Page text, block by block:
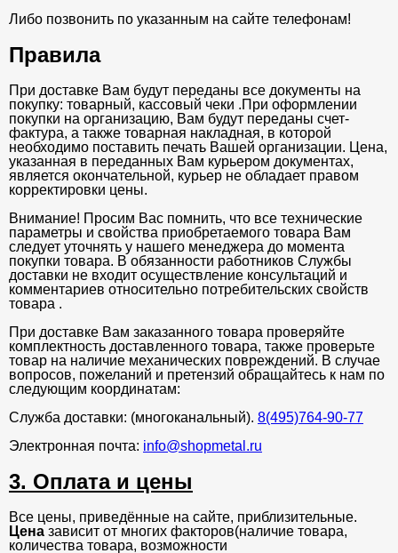
Либо позвонить по указанным на сайте телефонам!
Правила
При доставке Вам будут переданы все документы на
покупку: товарный, кассовый чеки .При оформлении
покупки на организацию, Вам будут переданы счет-
фактура, а также товарная накладная, в которой
необходимо поставить печать Вашей организации. Цена,
указанная в переданных Вам курьером документах,
является окончательной, курьер не обладает правом
корректировки цены.
Внимание! Просим Вас помнить, что все технические
параметры и свойства приобретаемого товара Вам
следует уточнять у нашего менеджера до момента
покупки товара. В обязанности работников Службы
доставки не входит осуществление консультаций и
комментариев относительно потребительских свойств
товара .
При доставке Вам заказанного товара проверяйте
комплектность доставленного товара, также проверьте
товар на наличие механических повреждений. В случае
вопросов, пожеланий и претензий обращайтесь к нам по
следующим координатам:
Служба доставки: (многоканальный). 8(495)764-90-77
Электронная почта: info@shopmetal.ru
3. Оплата и цены
Все цены, приведённые на сайте, приблизительные.
Цена зависит от многих факторов(наличие товара,
количества товара, возможности